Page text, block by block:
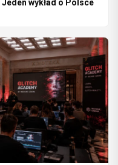
wykład o Polsce